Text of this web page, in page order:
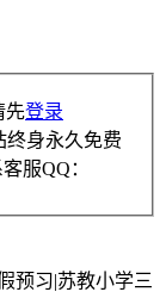
先登录
终身永久免费
服QQ：
预习|苏教小学三